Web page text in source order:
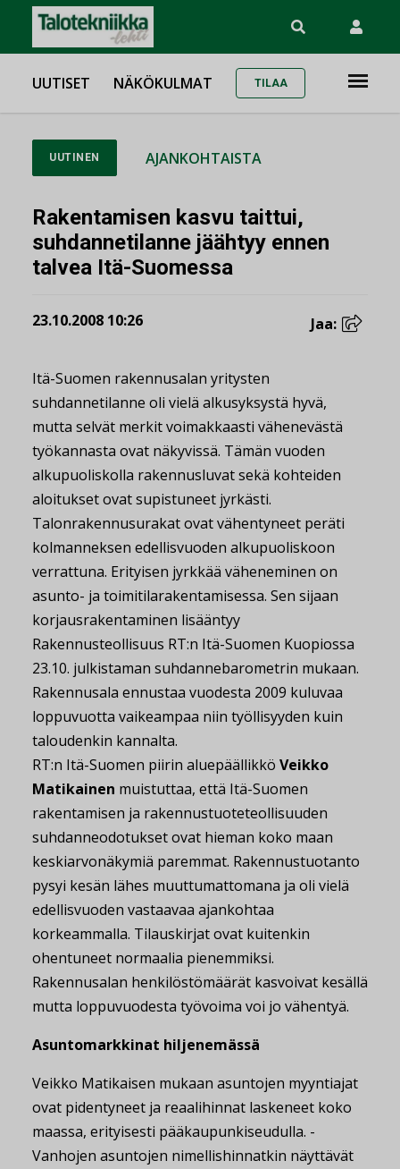
UUTISET NÄKÖKULMAT TILAA
UUTINEN AJANKOHTAISTA
Rakentamisen kasvu taittui,
suhdannetilanne jäähtyy ennen
talvea Itä-Suomessa
23.10.2008 10:26 Jaa:
Itä-Suomen rakennusalan yritysten
suhdannetilanne oli vielä alkusyksystä hyvä,
mutta selvät merkit voimakkaasti vähenevästä
työkannasta ovat näkyvissä. Tämän vuoden
alkupuoliskolla rakennusluvat sekä kohteiden
aloitukset ovat supistuneet jyrkästi.
Talonrakennusurakat ovat vähentyneet peräti
kolmanneksen edellisvuoden alkupuoliskoon
verrattuna. Erityisen jyrkkää väheneminen on
asunto- ja toimitilarakentamisessa. Sen sijaan
korjausrakentaminen lisääntyy
Rakennusteollisuus RT:n Itä-Suomen Kuopiossa
23.10. julkistaman suhdannebarometrin mukaan.
Rakennusala ennustaa vuodesta 2009 kuluvaa
loppuvuotta vaikeampaa niin työllisyyden kuin
taloudenkin kannalta.
RT:n Itä-Suomen piirin aluepäällikkö Veikko
Matikainen muistuttaa, että Itä-Suomen
rakentamisen ja rakennustuoteteollisuuden
suhdanneodotukset ovat hieman koko maan
keskiarvonäkymiä paremmat. Rakennustuotanto
pysyi kesän lähes muuttumattomana ja oli vielä
edellisvuoden vastaavaa ajankohtaa
korkeammalla. Tilauskirjat ovat kuitenkin
ohentuneet normaalia pienemmiksi.
Rakennusalan henkilöstömäärät kasvoivat kesällä
mutta loppuvuodesta työvoima voi jo vähentyä.
Asuntomarkkinat hiljenemässä
Veikko Matikaisen mukaan asuntojen myyntiajat
ovat pidentyneet ja reaalihinnat laskeneet koko
maassa, erityisesti pääkaupunkiseudulla. -
Vanhojen asuntojen nimellishinnatkin näyttävät